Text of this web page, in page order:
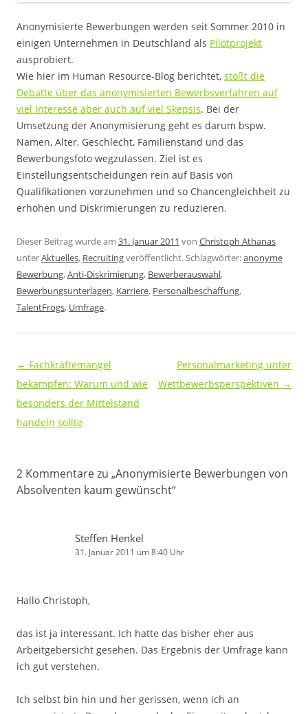
Anonymisierte Bewerbungen werden seit Sommer 2010 in
einigen Unternehmen in Deutschland als Pilotprojekt
ausprobiert.
Wie hier im Human Resource-Blog berichtet, stößt die
Debatte über das anonymisierten Bewerbsverfahren auf
viel Interesse aber auch auf viel Skepsis. Bei der
Umsetzung der Anonymisierung geht es darum bspw.
Namen, Alter, Geschlecht, Familienstand und das
Bewerbungsfoto wegzulassen. Ziel ist es
Einstellungsentscheidungen rein auf Basis von
Qualifikationen vorzunehmen und so Chancengleichheit zu
erhöhen und Diskrimierungen zu reduzieren.
Dieser Beitrag wurde am 31. Januar 2011 von Christoph Athanas
unterAktuelles, Recruitingveröffentlicht. Schlagwörter:anonyme
Bewerbung,Anti-Diskrimierung, Bewerberauswahl,
Bewerbungsunterlagen, Karriere, Personalbeschaffung,
TalentFrogs, Umfrage.
Beitragsnavigation
← Fachkräftemangel
bekämpfen: Warum und wie
besonders der Mittelstand
handeln sollte
Personalmarketing unter
Wettbewerbsperspektiven →
2 Kommentare zu „Anonymisierte Bewerbungen von
Absolventen kaum gewünscht“
Steffen Henkel
31. Januar 2011 um 8:40 Uhr
Hallo Christoph,
das ist ja interessant. Ich hatte das bisher eher aus
Arbeitgebersicht gesehen. Das Ergebnis der Umfrage kann
ich gut verstehen.
Ich selbst bin hin und her gerissen, wenn ich an